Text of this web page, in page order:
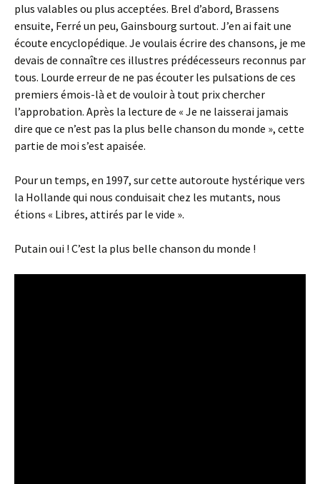
plus valables ou plus acceptées. Brel d’abord, Brassens
ensuite, Ferré un peu, Gainsbourg surtout. J’en ai fait une
écoute encyclopédique. Je voulais écrire des chansons, je me
devais de connaître ces illustres prédécesseurs reconnus par
tous. Lourde erreur de ne pas écouter les pulsations de ces
premiers émois-là et de vouloir à tout prix chercher
l’approbation. Après la lecture de « Je ne laisserai jamais
dire que ce n’est pas la plus belle chanson du monde », cette
partie de moi s’est apaisée.
Pour un temps, en 1997, sur cette autoroute hystérique vers
la Hollande qui nous conduisait chez les mutants, nous
étions « Libres, attirés par le vide ».
Putain oui ! C’est la plus belle chanson du monde !